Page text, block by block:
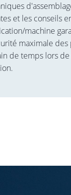
et les conseils
machine
maximale des
de temps lors de